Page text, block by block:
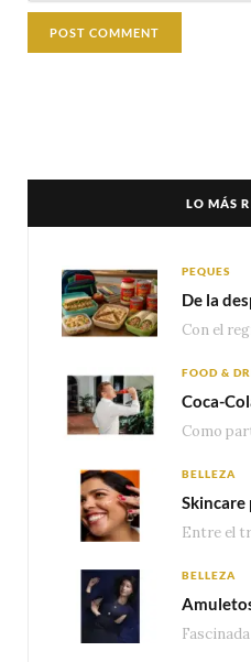
LO MÁS
PEQUES
FOOD &
BELLEZA
BELLEZA